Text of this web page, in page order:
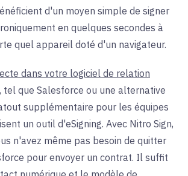
d'un moyen simple de signer
en quelques secondes à
quel appareil doté d'un navigateur.
dans votre logiciel de relation
tel que Salesforce ou une alternative
supplémentaire pour les équipes
un outil d'eSigning. Avec Nitro Sign,
n'avez même pas besoin de quitter
pour envoyer un contrat. Il suffit